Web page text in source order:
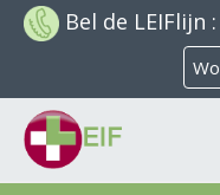
Bel de LEIFlijn :